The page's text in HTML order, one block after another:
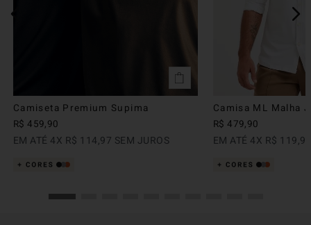
Camiseta Premium Supima
R$ 459,90
EM ATÉ 4X R$ 114,97 SEM JUROS
Camisa ML Malha
R$ 479,90
EM ATÉ 4X R$ 119,